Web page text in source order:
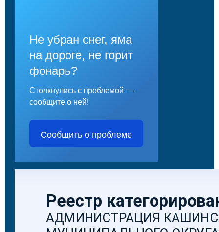
Не убран снег, яма
на дороге, не горит
фонарь?
Столкнулись с проблемой —
сообщите о ней!
Сообщить о проблеме